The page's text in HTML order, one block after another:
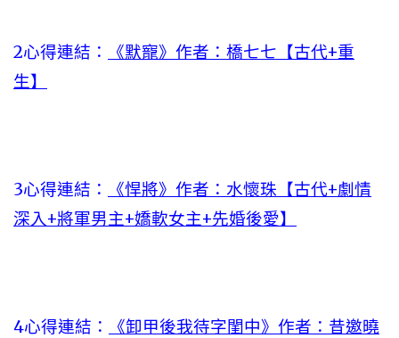
2心得連結：
《默寵》作者：橋七七【古代+重
生】
3心得連結：
《悍將》作者：水懷珠【古代+劇情
深入+將軍男主+嬌軟女主+先婚後愛】
4心得連結：
《卸甲後我待字閨中》作者：昔邀曉